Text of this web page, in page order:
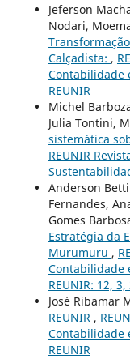
Jeferson
Nodari,
Calçadista: ,
Contabilidade
REUNIR
Michel
Julia Tontini,
sistemática
REUNIR
Anderson
Fernandes,
Gomes
Estratégia da
Murumuru ,
Contabilidade
REUNIR: 12, 3,
José Ribamar
REUNIR ,
Contabilidade
REUNIR